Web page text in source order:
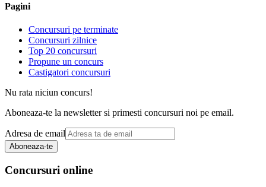
Pagini
Concursuri pe terminate
Concursuri zilnice
Top 20 concursuri
Propune un concurs
Castigatori concursuri
Nu rata niciun concurs!
Aboneaza-te la newsletter si primesti concursuri noi pe email.
Adresa de email
Aboneaza-te
Concursuri online